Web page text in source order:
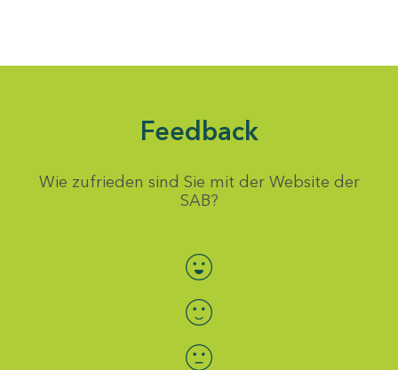
Feedback
Wie zufrieden sind Sie mit der Website der
SAB?
Bewertung auswählen